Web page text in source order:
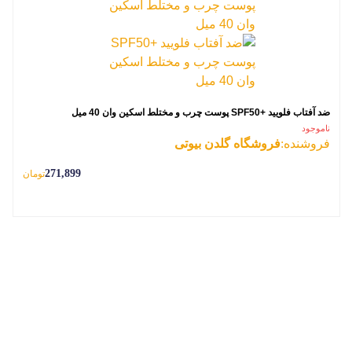
ضد آفتاب فلویید +SPF50 پوست چرب و مختلط اسکین وان 40 میل
ناموجود
فروشنده:فروشگاه گلدن بیوتی
271,899تومان